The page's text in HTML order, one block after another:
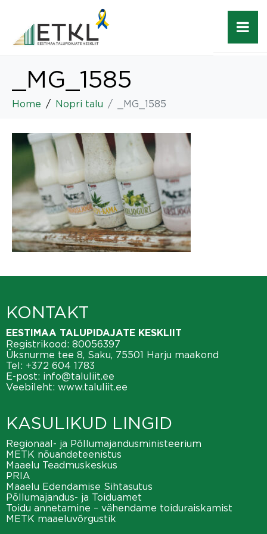
_MG_1585
Home Nopri talu _MG_1585
KONTAKT
EESTIMAA TALUPIDAJATE KESKLIIT
Registrikood: 80056397
Üksnurme tee 8, Saku, 75501 Harju maakond
Tel: +372 604 1783
E-post: info@taluliit.ee
Veebileht: www.taluliit.ee
KASULIKUD LINGID
Regionaal- ja Põllumajandusministeerium
METK nõuandeteenistus
Maaelu Teadmuskeskus
PRIA
Maaelu Edendamise Sihtasutus
Põllumajandus- ja Toiduamet
Toidu annetamine – vähendame toiduraiskamist
METK maaeluvõrgustik